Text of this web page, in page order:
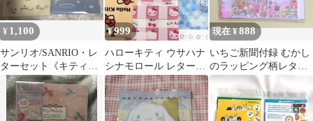
¥ 1,100
サンリオ/SANRIO・レ
ターセット《キティ&
シナモロール》2点セッ
ト・新品
¥999
ハローキティ ウサハナ
シナモロール レターセ
ット 当時物 レトロ
現在 ¥888
いちご新聞付録 むかし
のラッピング柄レター
セット